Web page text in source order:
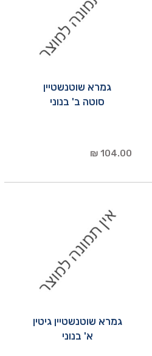
גמרא שוטנשטיין
סוטה ב' בנוני
104.00 ₪
גמרא שוטנשטיין גיטין
א' בנוני